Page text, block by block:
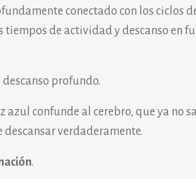
conectado con los ciclos
de actividad y descanso en
profundo.
confunde al cerebro, que ya no
verdaderamente.
.